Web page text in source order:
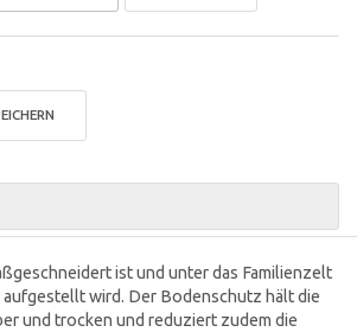
ist und unter das Familienzelt
wird. Der Bodenschutz hält die
und trocken und reduziert zudem die